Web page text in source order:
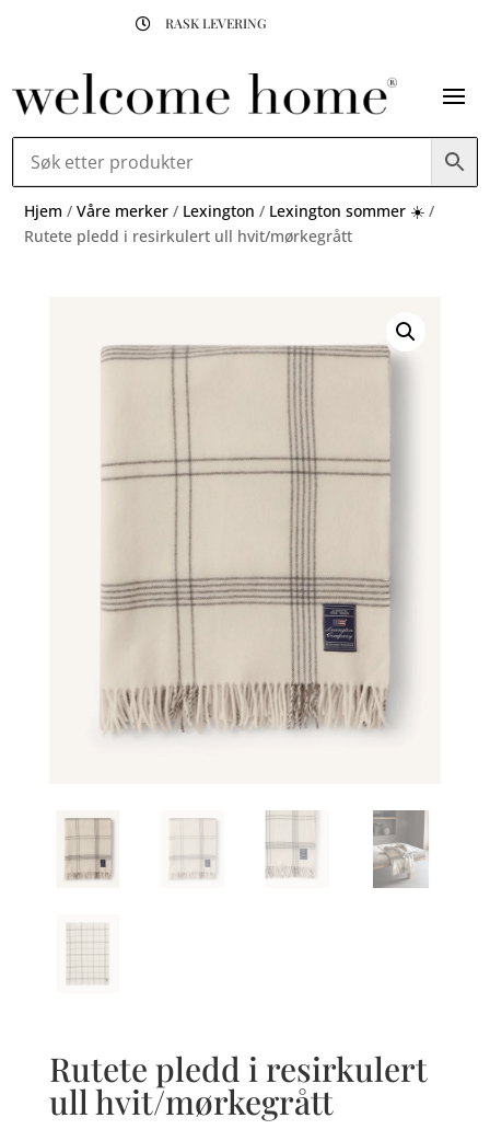
 RASK LEVERING
Hjem /Våre merker / Lexington / Lexington sommer ☀️ /
Rutete pledd i resirkulert ull hvit/mørkegrått
Rutete pledd i resirkulert
ull hvit/mørkegrått